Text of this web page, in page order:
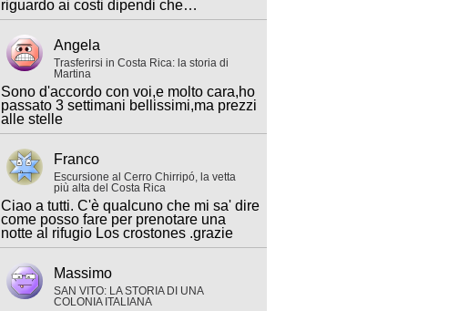
riguardo ai costi dipendi che…
Angela
Trasferirsi in Costa Rica: la storia di
Martina
Sono d'accordo con voi,e molto cara,ho
passato 3 settimani bellissimi,ma prezzi
alle stelle
Franco
Escursione al Cerro Chirripó, la vetta
più alta del Costa Rica
Ciao a tutti. C'è qualcuno che mi sa' dire
come posso fare per prenotare una
notte al rifugio Los crostones .grazie
Massimo
SAN VITO: LA STORIA DI UNA
COLONIA ITALIANA